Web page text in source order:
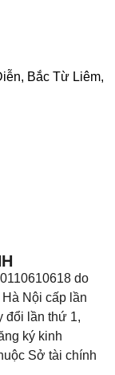
Bắc Từ Liêm,
do
Nội cấp lần
đổi lần thứ 1,
ký kinh
Sở tài chính